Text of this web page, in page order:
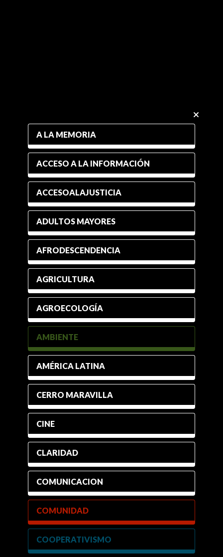
A LA MEMORIA
ACCESO A LA INFORMACIÓN
ACCESOALAJUSTICIA
ADULTOS MAYORES
AFRODESCENDENCIA
AGRICULTURA
AGROECOLOGÍA
AMBIENTE
AMÉRICA LATINA
CERRO MARAVILLA
CINE
CLARIDAD
COMUNICACION
COMUNIDAD
COOPERATIVISMO